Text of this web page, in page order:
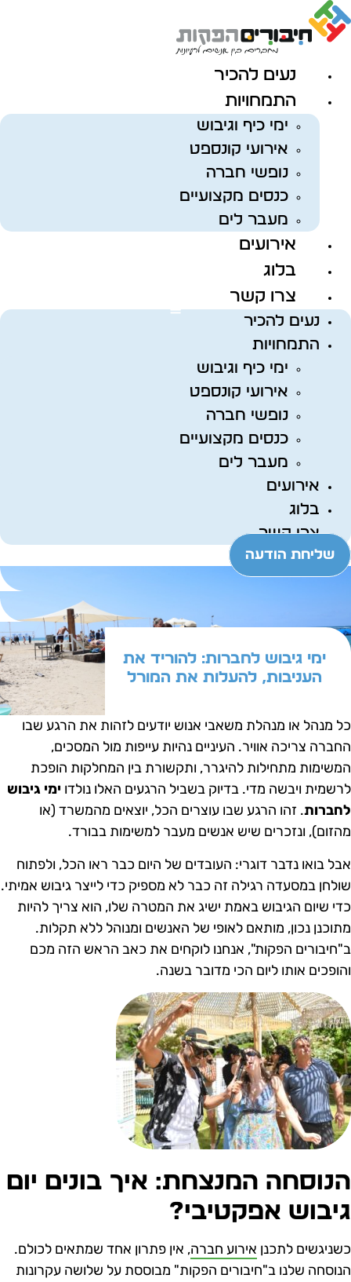
נעים להכיר
התמחויות
ימי כיף וגיבוש
אירועי קונספט
נופשי חברה
כנסים מקצועיים
מעבר לים
אירועים
בלוג
צרו קשר
נעים להכיר
התמחויות
ימי כיף וגיבוש
אירועי קונספט
נופשי חברה
כנסים מקצועיים
מעבר לים
אירועים
בלוג
צרו קשר
שליחת הודעה
ימי גיבוש לחברות: להוריד את
העניבות, להעלות את המורל
מנהל או מנהלת משאבי אנוש יודעים לזהות את הרגע שבו
צריכה אוויר. העיניים נהיות עייפות מול המסכים,
מתחילות להיגרר, ותקשורת בין המחלקות הופכת
ויבשה מדי. בדיוק בשביל הרגעים האלו נולדו ימי גיבוש
. זהו הרגע שבו עוצרים הכל, יוצאים מהמשרד (או
ונזכרים שיש אנשים מעבר למשימות בבורד.
בואו נדבר דוגרי: העובדים של היום כבר ראו הכל, ולפתוח
במסעדה רגילה זה כבר לא מספיק כדי לייצר גיבוש אמיתי.
שיום הגיבוש באמת ישיג את המטרה שלו, הוא צריך להיות
נכון, מותאם לאופי של האנשים ומנוהל ללא תקלות.
הפקות", אנחנו לוקחים את כאב הראש הזה מכם
אותו ליום הכי מדובר בשנה.
המנצחת: איך בונים יום
אפקטיבי?
לתכנן אירוע חברה, אין פתרון אחד שמתאים לכולם.
שלנו ב"חיבורים הפקות" מבוססת על שלושה עקרונות